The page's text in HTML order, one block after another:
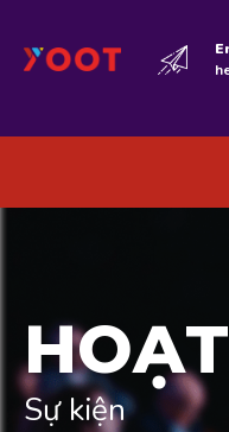
Sự kiện